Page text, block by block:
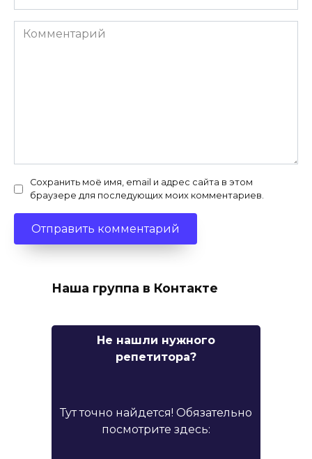
Комментарий
Сохранить моё имя, email и адрес сайта в этом
браузере для последующих моих комментариев.
Наша группа в Контакте
Не нашли нужного
репетитора?
Тут точно найдется! Обязательно
посмотрите здесь: